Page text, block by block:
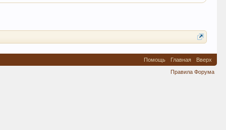
Помощь Главная
Вверх
Правила Форума